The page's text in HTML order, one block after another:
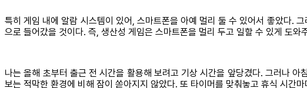
특히 게임 내에 알람 시스템이 있어, 스마트폰을 아예 멀리 둘 수 있어서 좋았다.
으로 들어갔을 것이다. 즉, 생산성 게임은 스마트폰을 멀리 두고 일할 수 있게 도
나는 올해 초부터 출근 전 시간을 활용해 보려고 기상 시간을 앞당겼다. 그러나
보는 적막한 환경에 비해 잠이 쏟아지지 않았다. 또 타이머를 맞춰놓고 휴식 시간